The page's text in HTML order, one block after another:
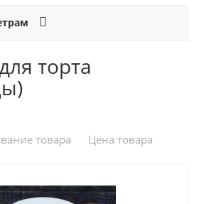
торта
товара Цена товара